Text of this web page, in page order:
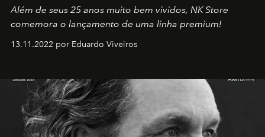
Além de seus 25 anos muito bem vividos, NK Store
comemora o lançamento de uma linha premium!
13.11.2022 por Eduardo Viveiros